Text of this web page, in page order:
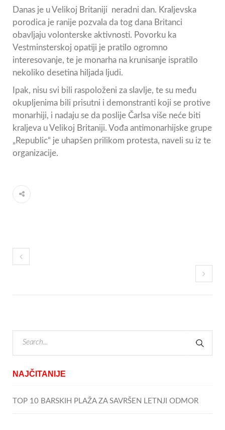
Danas je u Velikoj Britaniji neradni dan. Kraljevska
porodica je ranije pozvala da tog dana Britanci
obavljaju volonterske aktivnosti. Povorku ka
Vestminsterskoj opatiji je pratilo ogromno
interesovanje, te je monarha na krunisanje ispratilo
nekoliko desetina hiljada ljudi.
Ipak, nisu svi bili raspoloženi za slavlje, te su među
okupljenima bili prisutni i demonstranti koji se protive
monarhiji, i nadaju se da poslije Čarlsa više neće biti
kraljeva u Velikoj Britaniji. Vođa antimonarhijske grupe
„Republic“ je uhapšen prilikom protesta, naveli su iz te
organizacije.
NAJČITANIJE
TOP 10 BARSKIH PLAŽA ZA SAVRŠEN LETNJI ODMOR